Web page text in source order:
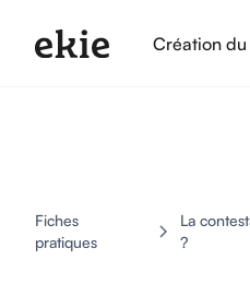
Création
Fiches
pratiques
La
?